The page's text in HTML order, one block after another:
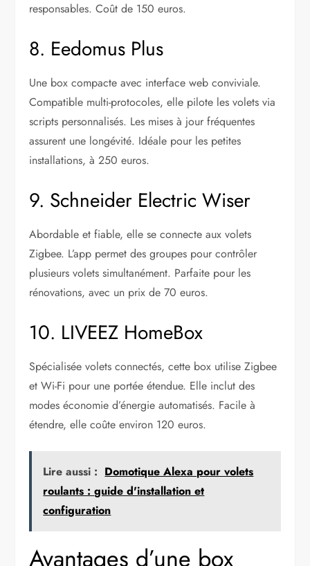
responsables. Coût de 150 euros.
8. Eedomus Plus
Une box compacte avec interface web conviviale.
Compatible multi-protocoles, elle pilote les volets via
scripts personnalisés. Les mises à jour fréquentes
assurent une longévité. Idéale pour les petites
installations, à 250 euros.
9. Schneider Electric Wiser
Abordable et fiable, elle se connecte aux volets
Zigbee. L’app permet des groupes pour contrôler
plusieurs volets simultanément. Parfaite pour les
rénovations, avec un prix de 70 euros.
10. LIVEEZ HomeBox
Spécialisée volets connectés, cette box utilise Zigbee
et Wi-Fi pour une portée étendue. Elle inclut des
modes économie d’énergie automatisés. Facile à
étendre, elle coûte environ 120 euros.
Lire aussi : Domotique Alexa pour volets
roulants : guide d'installation et
configuration
Avantages d’une box